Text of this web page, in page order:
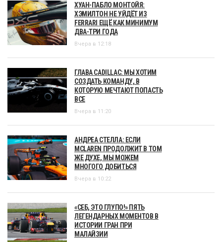
ХУАН-ПАБЛО МОНТОЙЯ:
ХЭМИЛТОН НЕ УЙДЁТ ИЗ
FERRARI ЕЩЁ КАК МИНИМУМ
ДВА-ТРИ ГОДА
Вчера в 12:18
ГЛАВА CADILLAC: МЫ ХОТИМ
СОЗДАТЬ КОМАНДУ, В
КОТОРУЮ МЕЧТАЮТ ПОПАСТЬ
ВСЕ
Вчера в 11:20
АНДРЕА СТЕЛЛА: ЕСЛИ
MCLAREN ПРОДОЛЖИТ В ТОМ
ЖЕ ДУХЕ, МЫ МОЖЕМ
МНОГОГО ДОБИТЬСЯ
Вчера в 10:22
«СЕБ, ЭТО ГЛУПО!» ПЯТЬ
ЛЕГЕНДАРНЫХ МОМЕНТОВ В
ИСТОРИИ ГРАН ПРИ
МАЛАЙЗИИ